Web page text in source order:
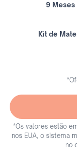
9 Meses
Kit de
*Os valores estão
nos EUA, o sistema
no